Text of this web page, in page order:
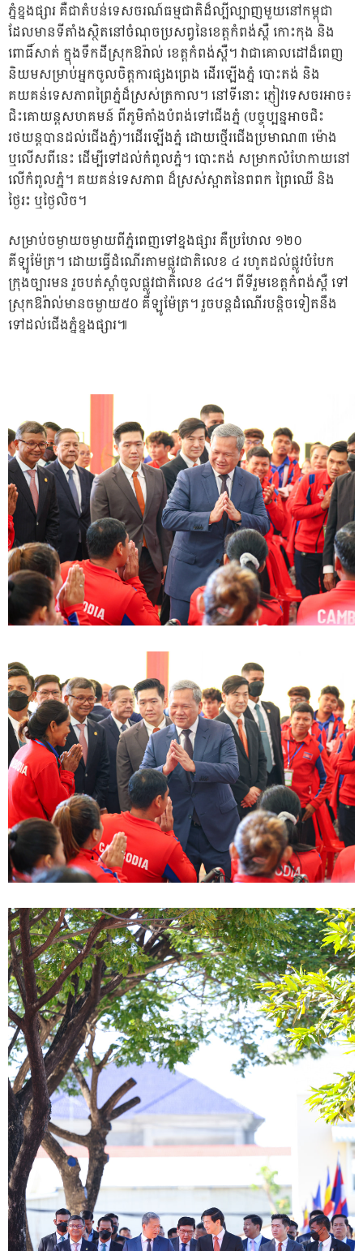
ភ្នំខ្នងផ្សារ គឺជាតំបន់ទេសចរណ៍ធម្មជាតិដ៏ល្បីល្បាញមួយនៅកម្ពុជា
ដែលមានទីតាំងស្ថិតនៅចំណុចប្រសព្វនៃខេត្តកំពង់ស្ពឺ កោះកុង និង
ពោធិ៍សាត់ ក្នុងទឹកដីស្រុកឱរ៉ាល់ ខេត្តកំពង់ស្ពឺ។ វាជាគោលដៅដ៏ពេញ
និយមសម្រាប់អ្នកចូលចិត្តការផ្សងព្រេង ដើរឡើងភ្នំ បោះតង់ និង
គយគន់ទេសភាពព្រៃភ្នំដ៏ស្រស់ត្រកាល។ នៅទីនោះ ភ្ញៀវទេសចរអាច៖
ជិះគោយន្តសហគមន៍ ពីភូមិតាំងបំពង់ទៅជើងភ្នំ (បច្ចុប្បន្នអាចជិះ
រថយន្តបានដល់ជើងភ្នំ)។ដើរឡើងភ្នំ ដោយថ្មើរជើងប្រមាណ៣ ម៉ោង
ឬលើសពីនេះ ដើម្បីទៅដល់កំពូលភ្នំ។ បោះតង់ សម្រាកលំហែកាយនៅ
លើកំពូលភ្នំ។ គយគន់ទេសភាព ដ៏ស្រស់ស្អាតនៃពពក ព្រៃឈើ និង
ថ្ងៃរះ ឬថ្ងៃលិច។
សម្រាប់ចម្ងាយចម្ងាយពីភ្នំពេញទៅខ្នងផ្សារ គឺប្រហែល ១២០
គីឡូម៉ែត្រ។ ដោយធ្វើដំណើរតាមផ្លូវជាតិលេខ ៤ រហូតដល់ផ្លូវបំបែក
ក្រុងច្បារមន រួចបត់ស្តាំចូលផ្លូវជាតិលេខ ៤៤។ ពីទីរួមខេត្តកំពង់ស្ពឺ ទៅ
ស្រុកឱរ៉ាល់មានចម្ងាយ៥០ គីឡូម៉ែត្រ។ រួចបន្តដំណើរបន្តិចទៀតនឹង
ទៅដល់ជើងភ្នំខ្នងផ្សារ៕